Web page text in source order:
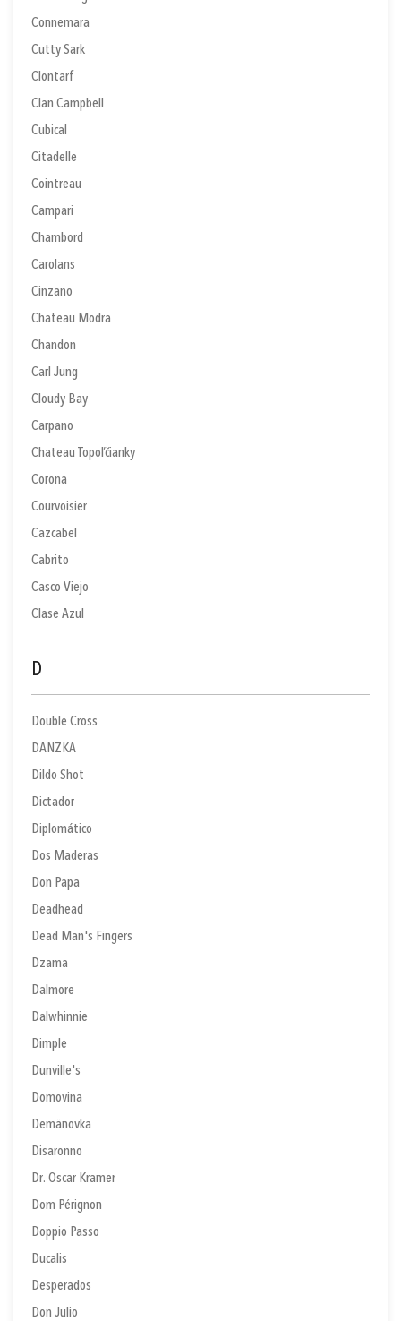
Connemara
Cutty Sark
Clontarf
Clan Campbell
Cubical
Citadelle
Cointreau
Campari
Chambord
Carolans
Cinzano
Chateau Modra
Chandon
Carl Jung
Cloudy Bay
Carpano
Chateau Topoľčianky
Corona
Courvoisier
Cazcabel
Cabrito
Casco Viejo
Clase Azul
D
Double Cross
DANZKA
Dildo Shot
Dictador
Diplomático
Dos Maderas
Don Papa
Deadhead
Dead Man's Fingers
Dzama
Dalmore
Dalwhinnie
Dimple
Dunville's
Domovina
Demänovka
Disaronno
Dr. Oscar Kramer
Dom Pérignon
Doppio Passo
Ducalis
Desperados
Don Julio